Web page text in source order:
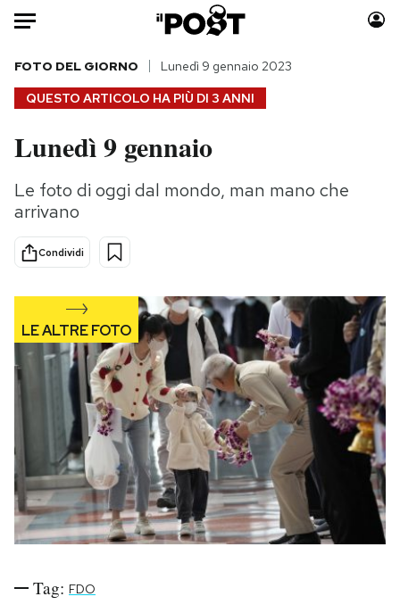
Auto
HOME
Italia
Politica
Internet
Cultura
Economia
Sport
Consumismi
Europa
Altrecose
Mondiali calcio 2026
PODCAST
NEWSLETTER
QUESTO ARTICOLO HA PIÙ DI 3 ANNI
FOTO DEL GIORNO Lunedì 9 gennaio 2023
Lunedì 9 gennaio
Le foto di oggi dal mondo, man mano che
arrivano
Condividi
Tag: FDO